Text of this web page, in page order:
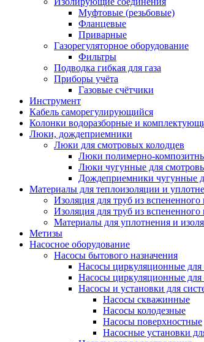
Муфтовые (резьбовые)
Фланцевые
Приварные
Газорегуляторное оборудование
Фильтры
Подводка гибкая для газа
Приборы учёта
Газовые счётчики
Инструмент
Кабель саморегулирующийся
Колонки водоразборные и
Люки, дождеприемники
Люки для смотровых колодцев
Люки полимерно-
Люки чугунные для
Дождеприемники чугунные
Материалы для теплоизоляции и
Изоляция для труб из вспененного
Изоляция для труб из вспененного
Материалы для уплотнения и
Метизы
Насосное оборудование
Насосы бытового назначения
Насосы циркуляционные для
Насосы циркуляционные для
Насосы и установки для
Насосы скважинные
Насосы колодезные
Насосы поверхностные
Насосные установки